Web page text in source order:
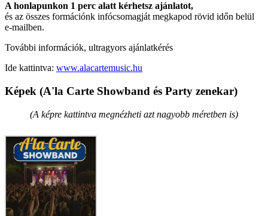
A honlapunkon 1 perc alatt kérhetsz ajánlatot,
és az összes formációnk infócsomagját megkapod rövid időn belül
e-mailben.
További információk, ultragyors ajánlatkérés
Ide kattintva: www.alacartemusic.hu
Képek (A'la Carte Showband és Party zenekar)
(A képre kattintva megnézheti azt nagyobb méretben is)